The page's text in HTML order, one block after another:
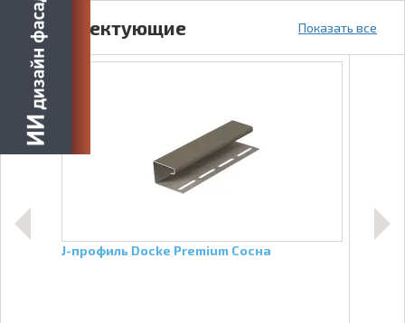
Комплектующие Показать все
J-профиль Docke Premium Сосна